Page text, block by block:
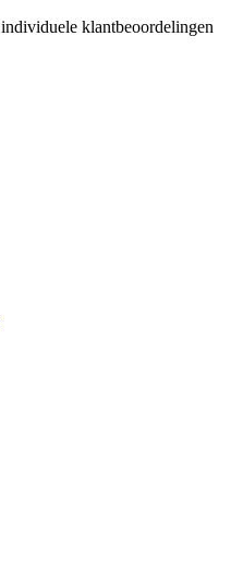
individuele klantbeoordelingen